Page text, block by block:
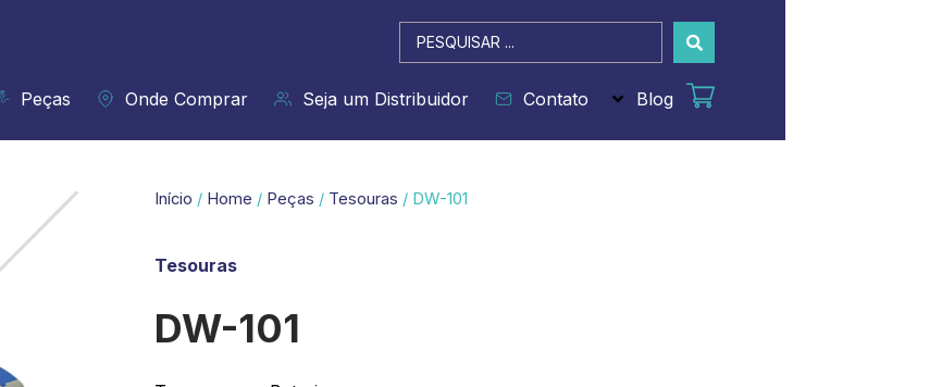
Pesquisar
...
Peças Onde Comprar Seja um Distribuidor Contato Blog
Início / Home / Peças / Tesouras / DW-101
Tesouras
DW-101